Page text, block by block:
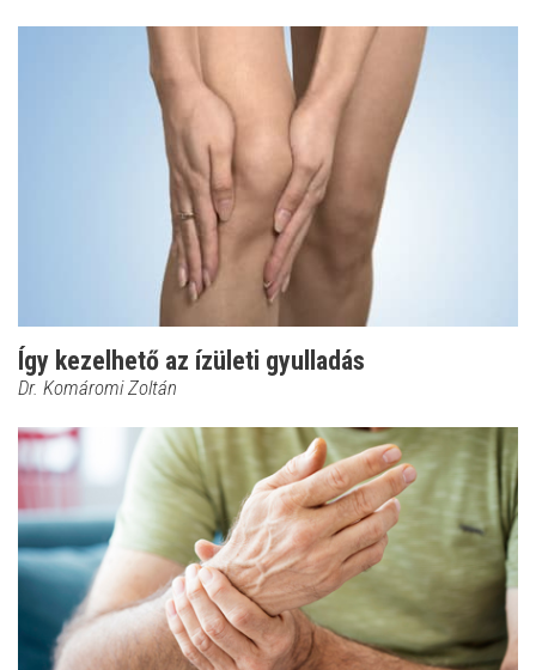
Így kezelhető az ízületi gyulladás
Dr. Komáromi Zoltán